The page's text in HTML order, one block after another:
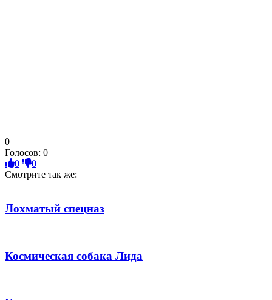
0
Голосов: 0
0
0
Смотрите так же:
Лохматый спецназ
Космическая собака Лида